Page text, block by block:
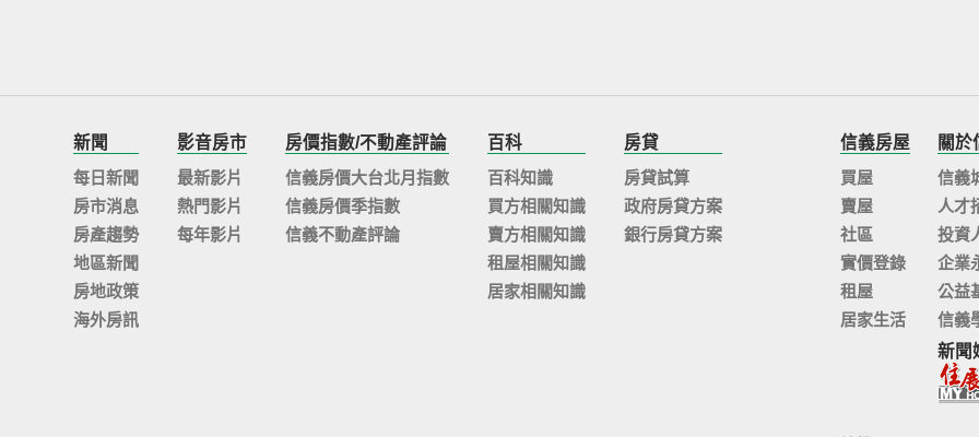
新聞
每日新聞
房市消息
房產趨勢
地區新聞
房地政策
海外房訊
影音房市
最新影片
熱門影片
每年影片
房價指數/不動產評論
信義房價大台北月指數
信義房價季指數
信義不動產評論
百科
百科知識
買方相關知識
賣方相關知識
租屋相關知識
居家相關知識
房貸
房貸試算
政府房貸方案
銀行房貸方案
信義房屋
買屋
賣屋
社區
實價登錄
租屋
居家生活
關於
信義
人才
投資
企業
公益
信義
新聞